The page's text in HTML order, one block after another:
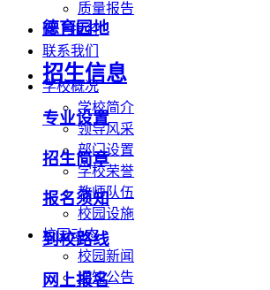
质量报告
网上报名
联系我们
学校概况
学校简介
领导风采
部门设置
学校荣誉
教师队伍
校园设施
校园动态
校园新闻
通知公告
德育园地
招生信息
专业设置
招生简章
报名须知
到校路线
网上报名